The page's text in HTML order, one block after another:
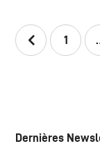
1
Dernières